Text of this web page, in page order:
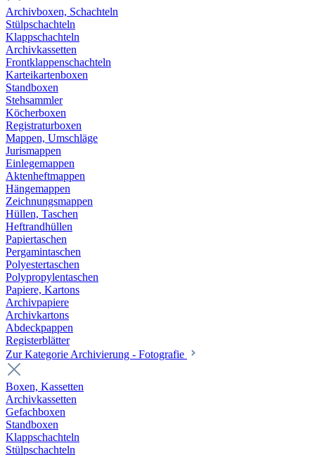
Archivboxen, Schachteln
Stülpschachteln
Klappschachteln
Archivkassetten
Frontklappenschachteln
Karteikartenboxen
Standboxen
Stehsammler
Köcherboxen
Registraturboxen
Mappen, Umschläge
Jurismappen
Einlegemappen
Aktenheftmappen
Hängemappen
Zeichnungsmappen
Hüllen, Taschen
Heftrandhüllen
Papiertaschen
Pergamintaschen
Polyestertaschen
Polypropylentaschen
Papiere, Kartons
Archivpapiere
Archivkartons
Abdeckpappen
Registerblätter
Zur Kategorie Archivierung - Fotografie
Boxen, Kassetten
Archivkassetten
Gefachboxen
Standboxen
Klappschachteln
Stülpschachteln